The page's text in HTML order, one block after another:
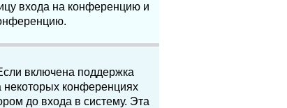
входа на конференцию и
включена поддержка
некоторых конференциях
до входа в систему. Эта